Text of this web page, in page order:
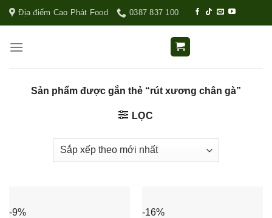
Địa điểm Cao Phát Food 0387 837 100
Sản phẩm được gắn thẻ “rút xương chân gà”
LỌC
-9% -16%